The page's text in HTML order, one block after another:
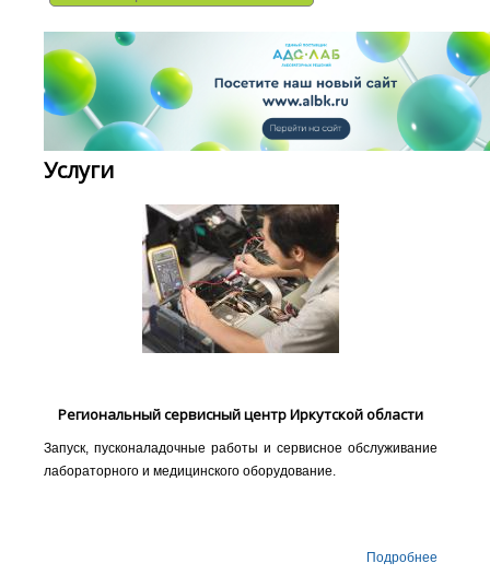
Услуги
Региональный сервисный центр Иркутской области
Запуск, пусконаладочные работы и сервисное обслуживание
лабораторного и медицинского оборудование.
Подробнее